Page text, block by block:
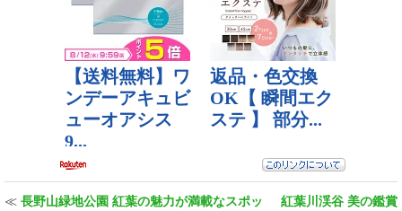
≪ 長野山緑地公園 紅葉の魅力が満載なスポッ
紅葉川渓谷 美の鑑賞